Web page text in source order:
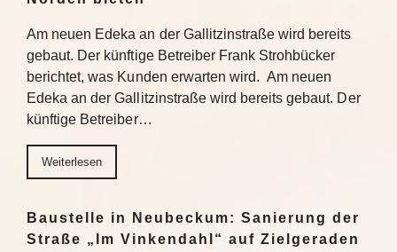
Am neuen Edeka an der Gallitzinstraße wird bereits
gebaut. Der künftige Betreiber Frank Strohbücker
berichtet, was Kunden erwarten wird. Am neuen
Edeka an der Gallitzinstraße wird bereits gebaut. Der
künftige Betreiber…
Weiterlesen
Baustelle in Neubeckum: Sanierung der
Straße „Im Vinkendahl“ auf Zielgeraden